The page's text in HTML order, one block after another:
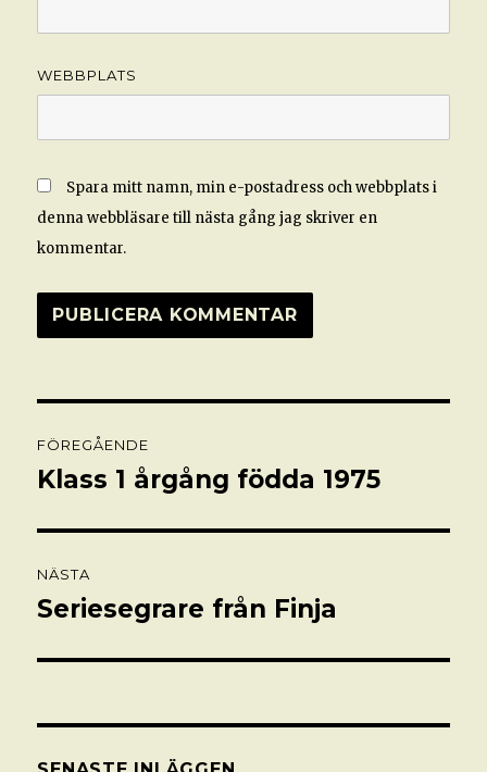
WEBBPLATS
Spara mitt namn, min e-postadress och webbplats i
denna webbläsare till nästa gång jag skriver en
kommentar.
FÖREGÅENDE
Föregående
Klass 1 årgång födda 1975
NÄSTA
Nästa
Seriesegrare från Finja